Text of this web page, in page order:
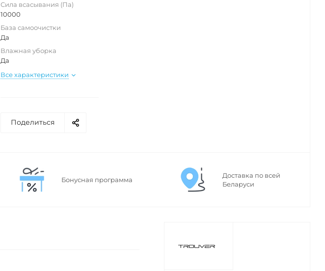
Сила всасывания (Па)
10000
База самоочистки
Да
Влажная уборка
Да
Все характеристики
Поделиться
Бонусная программа
Доставка по всей
Беларуси